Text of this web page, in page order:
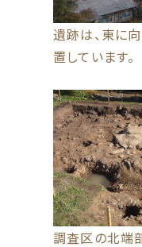
遺跡は、東に
置しています。
調査区の北端